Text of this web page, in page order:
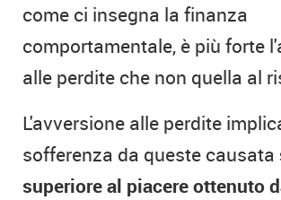
come ci insegna la finanza
comportamentale, è più forte
alle perdite che non quella al
L'avversione alle perdite
sofferenza da queste causata
superiore al piacere ottenuto